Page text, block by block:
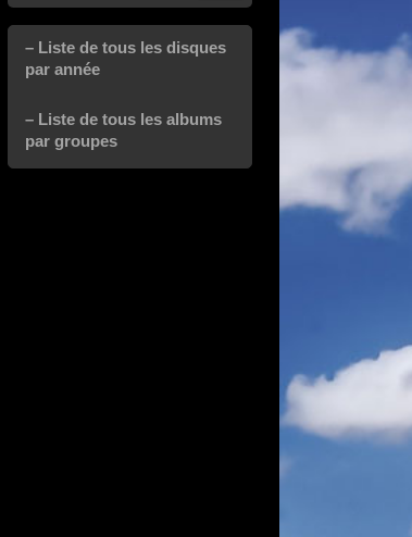
– Liste de tous les disques
par année
– Liste de tous les albums
par groupes